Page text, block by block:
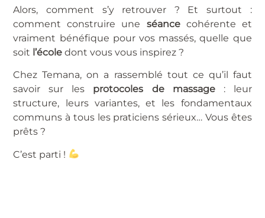
Alors, comment s’y retrouver ? Et surtout :
comment construire une séancecohérente et
vraiment bénéfique pour vos massés, quelle que
soit l’école dont vous vous inspirez ?
Chez Temana, on a rassemblé tout ce qu’il faut
savoir sur les protocoles de massage: leur
structure, leurs variantes, et les fondamentaux
communs à tous les praticiens sérieux… Vous êtes
prêts ?
C’est parti !